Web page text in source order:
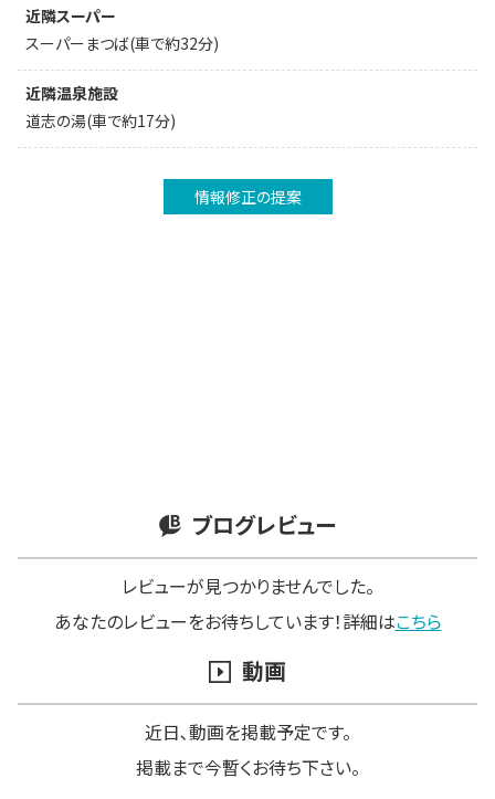
近隣スーパー
スーパーまつば(車で約32分)
近隣温泉施設
道志の湯(車で約17分)
情報修正の提案
ブログレビュー
レビューが見つかりませんでした。
あなたのレビューをお待ちしています！詳細はこちら
動画
近日､動画を掲載予定です。
掲載まで今暫くお待ち下さい。